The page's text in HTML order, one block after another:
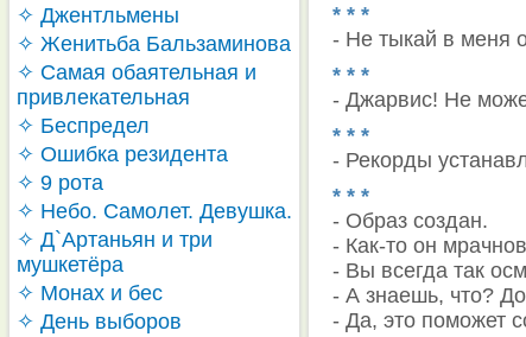
✧ Джентльмены
✧ Женитьба Бальзаминова
✧ Самая обаятельная и
привлекательная
✧ Беспредел
✧ Ошибка резидента
✧ 9 рота
✧ Небо. Самолет. Девушка.
✧ Д`Артаньян и три
мушкетёра
✧ Монах и бес
✧ День выборов
* * *
- Не тыкай в меня
* * *
- Джарвис! Не
* * *
- Рекорды
* * *
- Образ создан.
- Как-то он
- Вы всегда так
- А знаешь, что?
- Да, это поможет